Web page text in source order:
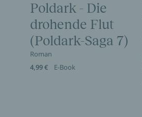
Poldark - Die
drohende Flut
(Poldark-Saga 7)
Roman
4,99 €
E-Book